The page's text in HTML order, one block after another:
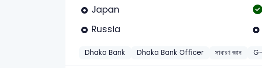
Japan
Russia
Dhaka Bank Dhaka Bank Officer সাধারণ জ্ঞান